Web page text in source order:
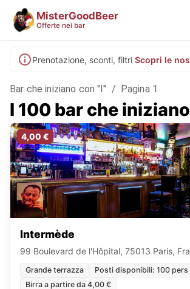
MisterGoodBeer
Offerte nei bar
Prenotazione, sconti, filtri Scopri le
Bar che iniziano con "I" / Pagina 1
I 100 bar che
4,00 €
Intermède
99 Boulevard de l'Hôpital, 75013 Paris,
Grande terrazza Posti disponibili: 100 pers
Birra a partire da 4,00 €